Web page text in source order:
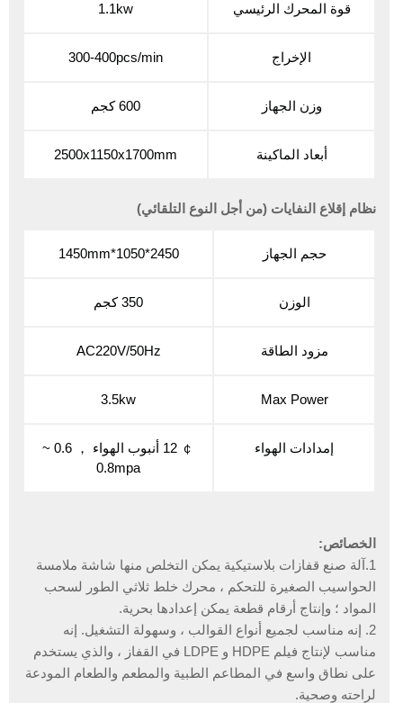
قوة المحرك الرئيسي 1.1kw
الإخراج 300-400pcs/min
وزن الجهاز 600 كجم
أبعاد الماكينة 2500x1150x1700mm
نظام إقلاع النفايات (من أجل النوع التلقائي)
حجم الجهاز 2450*1050*1450mm
الوزن 350 كجم
مزود الطاقة AC220V/50Hz
Max Power
3.5kw
إمدادات الهواء
￠ 12 أنبوب الهواء ， 0.6 ~
0.8mpa
الخصائص:
1.آلة صنع قفازات بلاستيكية يمكن التخلص منها شاشة ملامسة
الحواسيب الصغيرة للتحكم ، محرك خلط ثلاثي الطور لسحب
المواد ؛ وإنتاج أرقام قطعة يمكن إعدادها بحرية.
2. إنه مناسب لجميع أنواع القوالب ، وسهولة التشغيل. إنه
مناسب لإنتاج فيلم HDPE و LDPE في القفاز ، والذي يستخدم
على نطاق واسع في المطاعم الطبية والمطعم والطعام المودعة
لراحته وصحية.